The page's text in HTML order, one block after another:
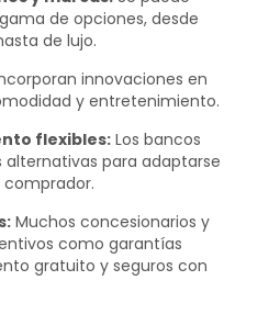
de opciones, desde
de lujo.
innovaciones en
y entretenimiento.
flexibles: Los bancos
para adaptarse
Muchos concesionarios y
como garantías
gratuito y seguros con